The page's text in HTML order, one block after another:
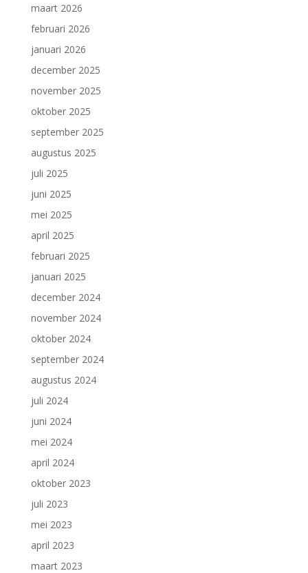
maart 2026
februari 2026
januari 2026
december 2025
november 2025
oktober 2025
september 2025
augustus 2025
juli 2025
juni 2025
mei 2025
april 2025
februari 2025
januari 2025
december 2024
november 2024
oktober 2024
september 2024
augustus 2024
juli 2024
juni 2024
mei 2024
april 2024
oktober 2023
juli 2023
mei 2023
april 2023
maart 2023